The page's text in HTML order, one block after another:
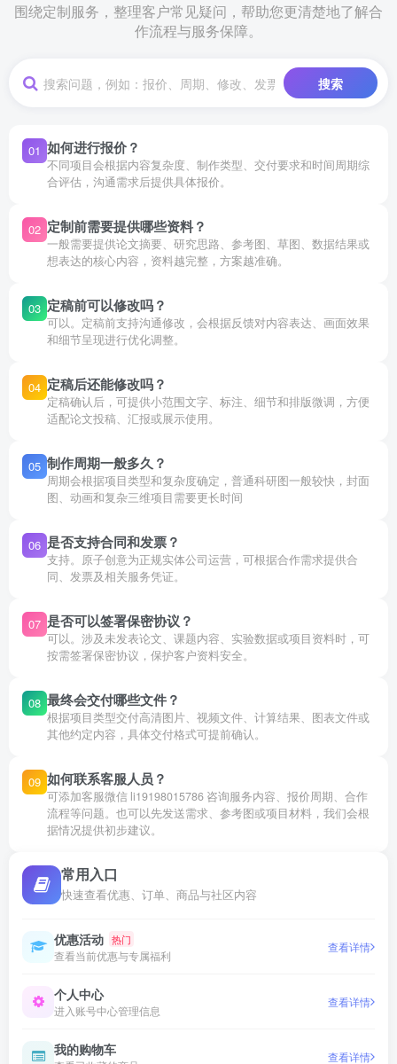
围绕定制服务，整理客户常见疑问，帮助您更清楚地了解合
作流程与服务保障。
搜索
01 如何进行报价？
不同项目会根据内容复杂度、制作类型、交付要求和时间周期综
合评估，沟通需求后提供具体报价。
02 定制前需要提供哪些资料？
一般需要提供论文摘要、研究思路、参考图、草图、数据结果或
想表达的核心内容，资料越完整，方案越准确。
03 定稿前可以修改吗？
可以。定稿前支持沟通修改，会根据反馈对内容表达、画面效果
和细节呈现进行优化调整。
04 定稿后还能修改吗？
定稿确认后，可提供小范围文字、标注、细节和排版微调，方便
适配论文投稿、汇报或展示使用。
05 制作周期一般多久？
周期会根据项目类型和复杂度确定，普通科研图一般较快，封面
图、动画和复杂三维项目需要更长时间
06 是否支持合同和发票？
支持。原子创意为正规实体公司运营，可根据合作需求提供合
同、发票及相关服务凭证。
07 是否可以签署保密协议？
可以。涉及未发表论文、课题内容、实验数据或项目资料时，可
按需签署保密协议，保护客户资料安全。
08 最终会交付哪些文件？
根据项目类型交付高清图片、视频文件、计算结果、图表文件或
其他约定内容，具体交付格式可提前确认。
09 如何联系客服人员？
可添加客服微信 li19198015786 咨询服务内容、报价周期、合作
流程等问题。也可以先发送需求、参考图或项目材料，我们会根
据情况提供初步建议。
常用入口
快速查看优惠、订单、商品与社区内容
优惠活动 热门
查看当前优惠与专属福利
查看详情
个人中心
进入账号中心管理信息
查看详情
我的购物车 查看详情